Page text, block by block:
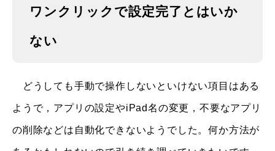
ワンクリックで設定完了とはいか
ない
どうしても手動で操作しないといけない項目はある
ようで，アプリの設定やiPad名の変更，不要なアプリ
の削除などは自動化できないようでした。何か方法が